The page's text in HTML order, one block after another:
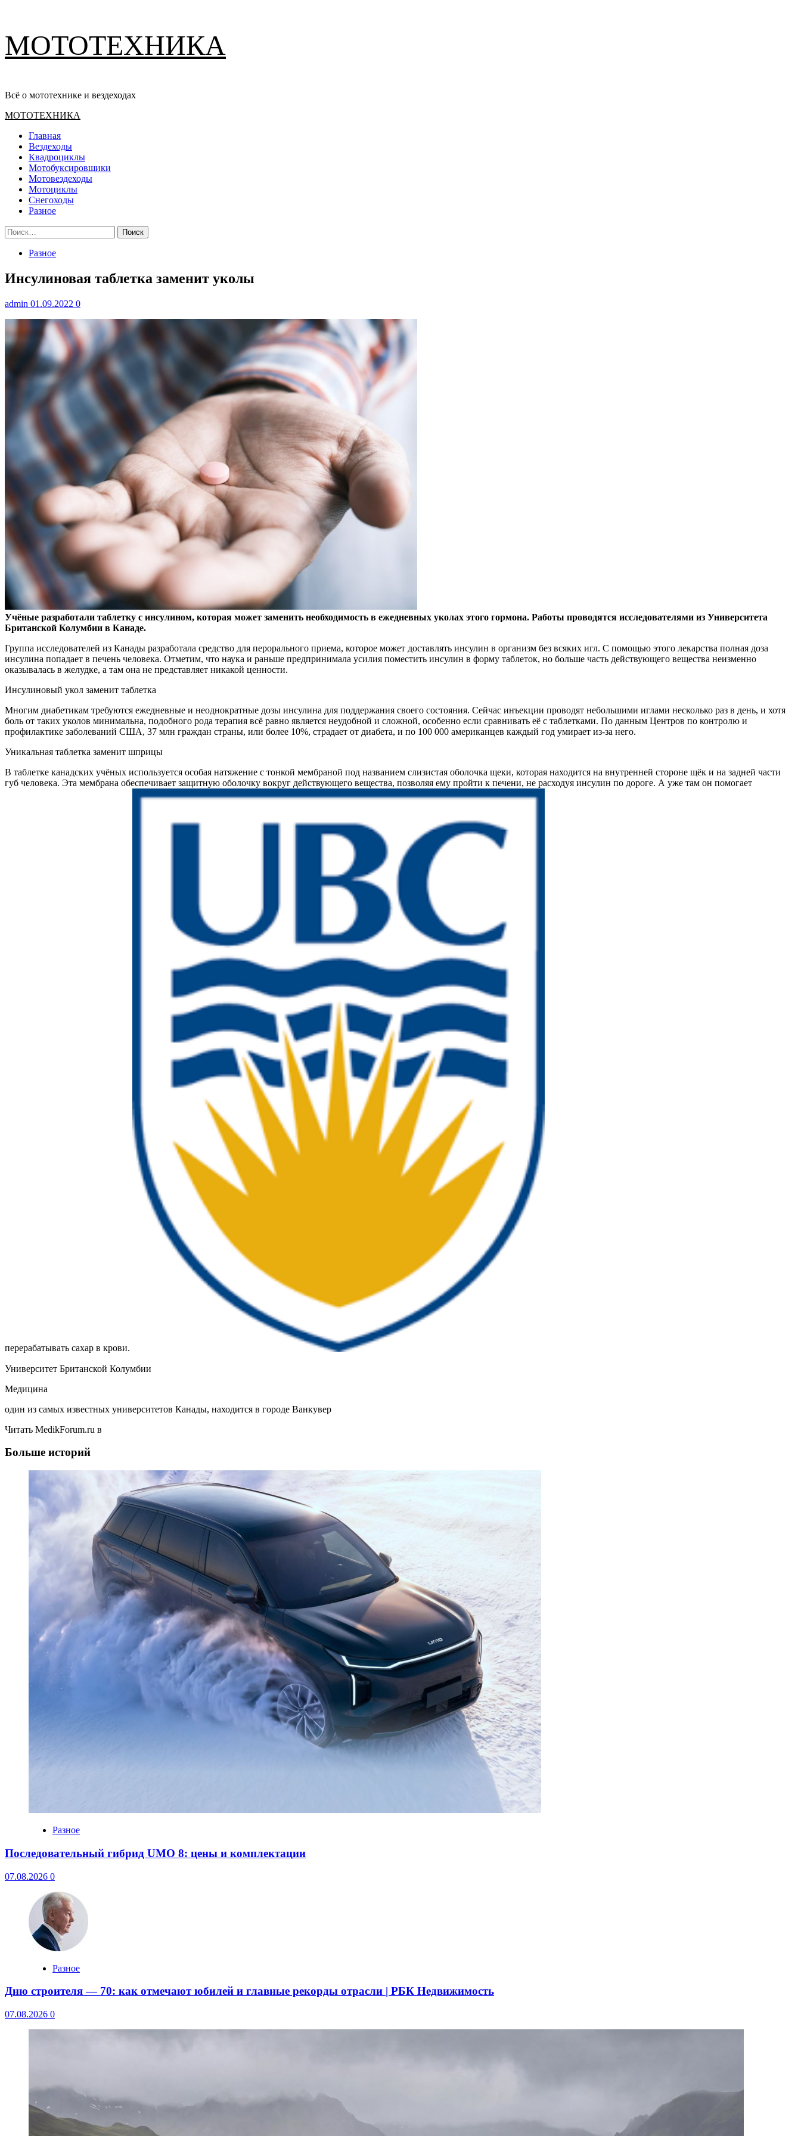
содержимому
МОТОТЕХНИКА
Всё о мототехнике и вездеходах
Основное
МОТОТЕХНИКА
Главная
Вездеходы
Квадроциклы
Мотобуксировщики
Мотовездеходы
Мотоциклы
Снегоходы
Разное
Найти:
Разное
Инсулиновая таблетка заменит уколы
admin 01.09.2022 0
Учёные разработали таблетку с инсулином, которая может заменить необходимость в ежедневных уколах этого гормона. Работы проводятся исследователями из Университета
Британской Колумбии в Канаде.
Группа исследователей из Канады разработала средство для перорального приема, которое может доставлять инсулин в организм без всяких игл. С помощью этого лекарства полная доза
инсулина попадает в печень человека. Отметим, что наука и раньше предпринимала усилия поместить инсулин в форму таблеток, но больше часть действующего вещества неизменно
оказывалась в желудке, а там она не представляет никакой ценности.
Инсулиновый укол заменит таблетка
Многим диабетикам требуются ежедневные и неоднократные дозы инсулина для поддержания своего состояния. Сейчас инъекции проводят небольшими иглами несколько раз в день, и хотя
боль от таких уколов минимальна, подобного рода терапия всё равно является неудобной и сложной, особенно если сравнивать её с таблетками. По данным Центров по контролю и
профилактике заболеваний США, 37 млн граждан страны, или более 10%, страдает от диабета, и по 100 000 американцев каждый год умирает из-за него.
Уникальная таблетка заменит шприцы
В таблетке канадских учёных используется особая натяжение с тонкой мембраной под названием слизистая оболочка щеки, которая находится на внутренней стороне щёк и на задней части
губ человека. Эта мембрана обеспечивает защитную оболочку вокруг действующего вещества, позволяя ему пройти к печени, не расходуя инсулин по дороге. А уже там он помогает
перерабатывать сахар в крови.
Университет Британской Колумбии
Медицина
один из самых известных университетов Канады, находится в городе Ванкувер
Читать MedikForum.ru в
Больше историй
Разное
Последовательный гибрид UMO 8: цены и комплектации
07.08.2026 0
Разное
Дню строителя — 70: как отмечают юбилей и главные рекорды отрасли | РБК Недвижимость
07.08.2026 0